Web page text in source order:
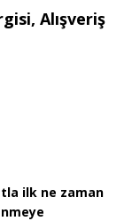
Alışveriş
ilk ne zaman